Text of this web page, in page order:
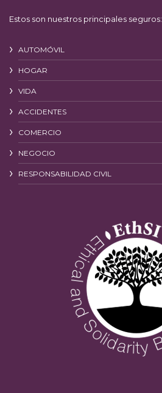
Estos son nuestros principales seguros:
AUTOMÓVIL
HOGAR
VIDA
ACCIDENTES
COMERCIO
NEGOCIO
RESPONSABILIDAD CIVIL